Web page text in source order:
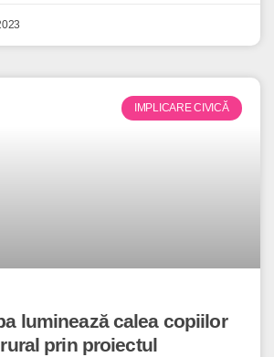
IMPLICARE CIVICĂ
luminează calea copiilor
prin proiectul